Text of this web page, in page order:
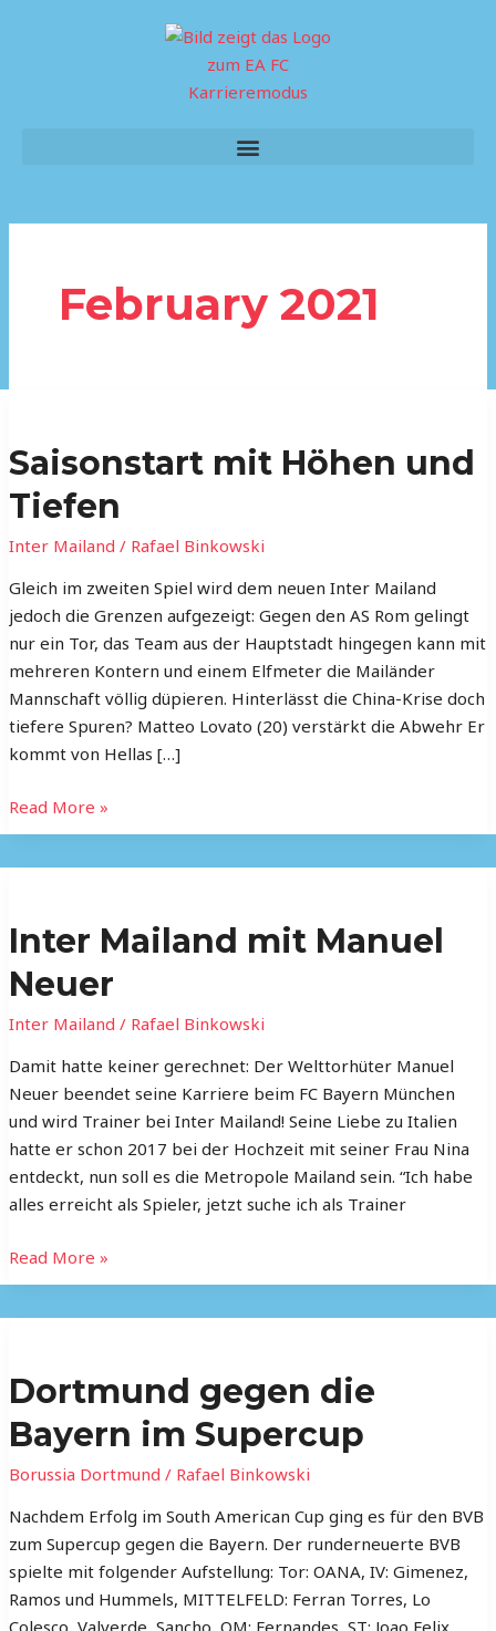
Menu
February 2021
Saisonstart mit Höhen und
Tiefen
Inter Mailand / Rafael Binkowski
Gleich im zweiten Spiel wird dem neuen Inter Mailand
jedoch die Grenzen aufgezeigt: Gegen den AS Rom gelingt
nur ein Tor, das Team aus der Hauptstadt hingegen kann mit
mehreren Kontern und einem Elfmeter die Mailänder
Mannschaft völlig düpieren. Hinterlässt die China-Krise doch
tiefere Spuren? Matteo Lovato (20) verstärkt die Abwehr Er
kommt von Hellas […]
Höhen
Tiefen
Read More »
Inter Mailand mit Manuel
Neuer
Inter Mailand / Rafael Binkowski
Damit hatte keiner gerechnet: Der Welttorhüter Manuel
Neuer beendet seine Karriere beim FC Bayern München
und wird Trainer bei Inter Mailand! Seine Liebe zu Italien
hatte er schon 2017 bei der Hochzeit mit seiner Frau Nina
entdeckt, nun soll es die Metropole Mailand sein. “Ich habe
alles erreicht als Spieler, jetzt suche ich als Trainer
mit
Neuer
Read More »
Dortmund gegen die
Bayern im Supercup
Borussia Dortmund / Rafael Binkowski
Nachdem Erfolg im South American Cup ging es für den BVB
zum Supercup gegen die Bayern. Der runderneuerte BVB
spielte mit folgender Aufstellung: Tor: OANA, IV: Gimenez,
Ramos und Hummels, MITTELFELD: Ferran Torres, Lo
Colesco, Valverde, Sancho, OM: Fernandes, ST: Joao Felix,
die
im
Supercup